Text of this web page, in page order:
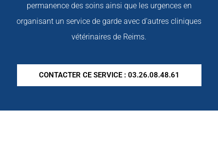
permanence des soins ainsi que les urgences en
organisant un service de garde avec d’autres cliniques
vétérinaires de Reims.
CONTACTER CE SERVICE : 03.26.08.48.61